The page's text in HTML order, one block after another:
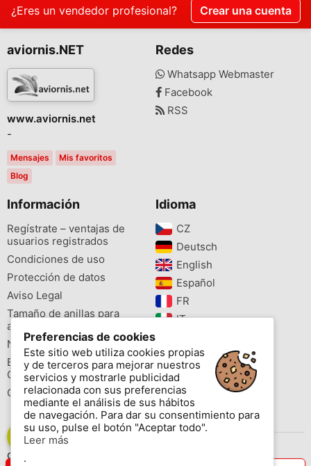
¿Eres un vendedor profesional? Crear una cuenta
aviornis.NET
www.aviornis.net
-
Mensajes
Mis favoritos
Blog
Redes
Whatsapp Webmaster
Facebook
RSS
Información
Regístrate – ventajas de
usuarios registrados
Condiciones de uso
Protección de datos
Aviso Legal
Tamaño de anillas para
aves
Newsletter
Buscador de especies
Cites
Colores de las anillas
Idioma
CZ‎
Deutsch‎
English‎
Español‎
FR‎
IT‎
PL‎
PT‎
Preferencias de cookies
Este sitio web utiliza cookies propias
y de terceros para mejorar nuestros
servicios y mostrarle publicidad
relacionada con sus preferencias
mediante el análisis de sus hábitos
de navegación. Para dar su consentimiento para
su uso, pulse el botón "Aceptar todo".
Leer más
.
Contáctenos